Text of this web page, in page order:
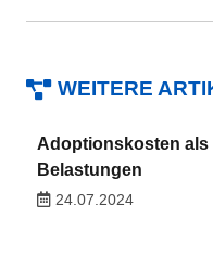
WEITERE
Adoptionskosten
Belastungen
24.07.2024